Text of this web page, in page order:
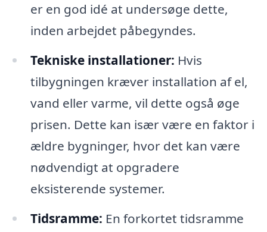
er en god idé at undersøge dette,
inden arbejdet påbegyndes.
Tekniske installationer: Hvis
tilbygningen kræver installation af el,
vand eller varme, vil dette også øge
prisen. Dette kan især være en faktor i
ældre bygninger, hvor det kan være
nødvendigt at opgradere
eksisterende systemer.
Tidsramme: En forkortet tidsramme